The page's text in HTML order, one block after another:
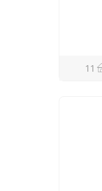
11